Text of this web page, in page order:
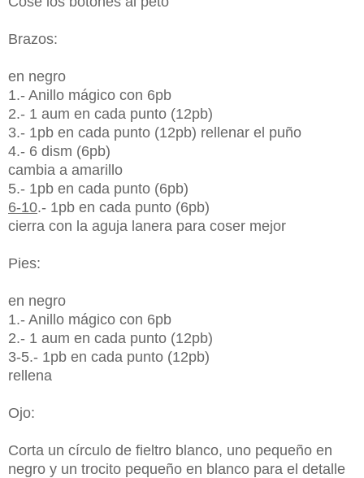
Brazos:
en negro
1.- Anillo mágico con 6pb
2.- 1 aum en cada punto (12pb)
3.- 1pb en cada punto (12pb) rellenar el puño
4.- 6 dism (6pb)
cambia a amarillo
5.- 1pb en cada punto (6pb)
6-10.- 1pb en cada punto (6pb)
cierra con la aguja lanera para coser mejor
Pies:
en negro
1.- Anillo mágico con 6pb
2.- 1 aum en cada punto (12pb)
3-5.- 1pb en cada punto (12pb)
rellena
Ojo:
Corta un círculo de fieltro blanco, uno pequeño en
negro y un trocito pequeño en blanco para el detalle